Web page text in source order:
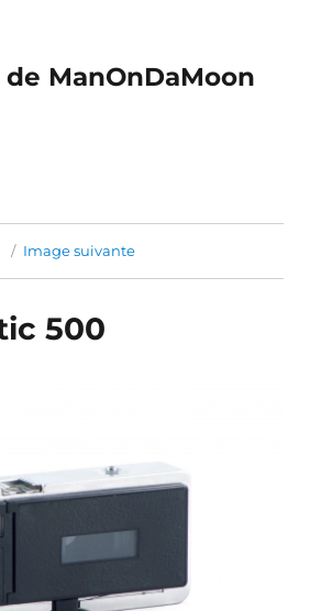
ManOnDaMoon
Image suivante
500